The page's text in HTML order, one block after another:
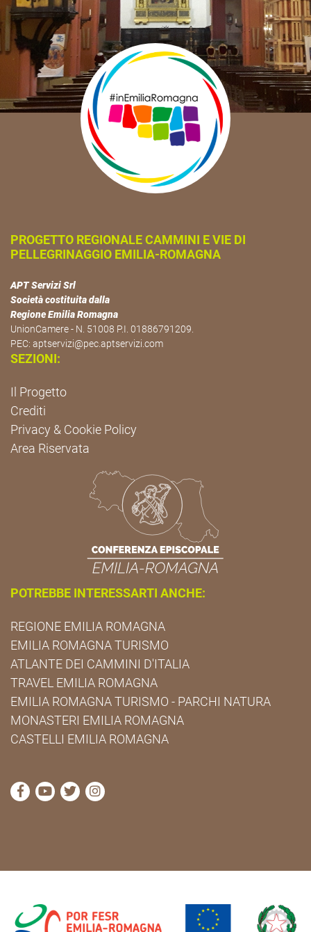
PROGETTO REGIONALE CAMMINI E VIE DI
PELLEGRINAGGIO EMILIA-ROMAGNA
APT Servizi Srl
Società costituita dalla
Regione Emilia Romagna
UnionCamere - N. 51008 P.I. 01886791209.
PEC: aptservizi@pec.aptservizi.com
SEZIONI:
Il Progetto
Crediti
Privacy & Cookie Policy
Area Riservata
POTREBBE INTERESSARTI ANCHE:
REGIONE EMILIA ROMAGNA
EMILIA ROMAGNA TURISMO
ATLANTE DEI CAMMINI D'ITALIA
TRAVEL EMILIA ROMAGNA
EMILIA ROMAGNA TURISMO - PARCHI NATURA
MONASTERI EMILIA ROMAGNA
CASTELLI EMILIA ROMAGNA
visita la pagina Facebook di Cammini Emilia-
visita la pagina YouTube di Cammini Emilia-
visita la pagina Twitter di Cammini Emilia-
visita la pagina Instagram di Cammini